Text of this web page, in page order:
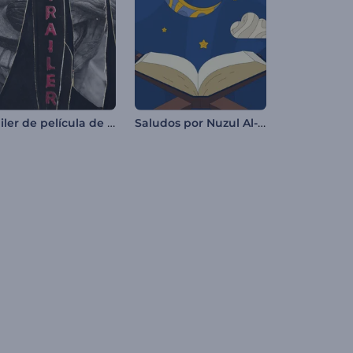
Tráiler de película de terror Saludos por Nuzul Al-Quran